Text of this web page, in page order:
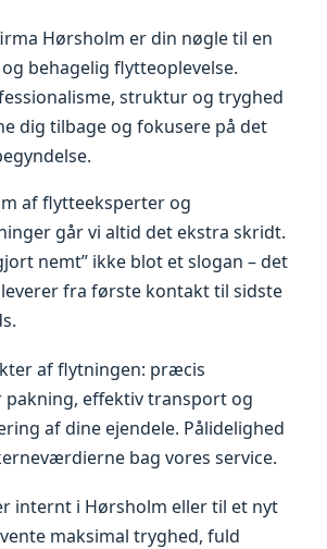
Hørsholm er din nøgle til en
behagelig flytteoplevelse.
struktur og tryghed
dig tilbage og fokusere på det
af flytteeksperter og
går vi altid det ekstra skridt.
nemt” ikke blot et slogan – det
fra første kontakt til sidste
af flytningen: præcis
effektiv transport og
af dine ejendele. Pålidelighed
bag vores service.
internt i Hørsholm eller til et nyt
maksimal tryghed, fuld